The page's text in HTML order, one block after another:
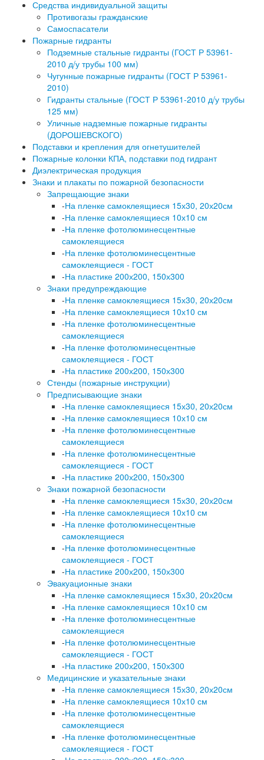
Средства индивидуальной защиты
Противогазы гражданские
Самоспасатели
Пожарные гидранты
Подземные стальные гидранты (ГОСТ Р 53961-
2010 д/у трубы 100 мм)
Чугунные пожарные гидранты (ГОСТ Р 53961-
2010)
Гидранты стальные (ГОСТ Р 53961-2010 д/у трубы
125 мм)
Уличные надземные пожарные гидранты
(ДОРОШЕВСКОГО)
Подставки и крепления для огнетушителей
Пожарные колонки КПА, подставки под гидрант
Диэлектрическая продукция
Знаки и плакаты по пожарной безопасности
Запрещающие знаки
-На пленке самоклеящиеся 15х30, 20х20см
-На пленке самоклеящиеся 10х10 см
-На пленке фотолюминесцентные
самоклеящиеся
-На пленке фотолюминесцентные
самоклеящиеся - ГОСТ
-На пластике 200х200, 150х300
Знаки предупреждающие
-На пленке самоклеящиеся 15х30, 20х20см
-На пленке самоклеящиеся 10х10 см
-На пленке фотолюминесцентные
самоклеящиеся
-На пленке фотолюминесцентные
самоклеящиеся - ГОСТ
-На пластике 200х200, 150х300
Стенды (пожарные инструкции)
Предписывающие знаки
-На пленке самоклеящиеся 15х30, 20х20см
-На пленке самоклеящиеся 10х10 см
-На пленке фотолюминесцентные
самоклеящиеся
-На пленке фотолюминесцентные
самоклеящиеся - ГОСТ
-На пластике 200х200, 150х300
Знаки пожарной безопасности
-На пленке самоклеящиеся 15х30, 20х20см
-На пленке самоклеящиеся 10х10 см
-На пленке фотолюминесцентные
самоклеящиеся
-На пленке фотолюминесцентные
самоклеящиеся - ГОСТ
-На пластике 200х200, 150х300
Эвакуационные знаки
-На пленке самоклеящиеся 15х30, 20х20см
-На пленке самоклеящиеся 10х10 см
-На пленке фотолюминесцентные
самоклеящиеся
-На пленке фотолюминесцентные
самоклеящиеся - ГОСТ
-На пластике 200х200, 150х300
Медицинские и указательные знаки
-На пленке самоклеящиеся 15х30, 20х20см
-На пленке самоклеящиеся 10х10 см
-На пленке фотолюминесцентные
самоклеящиеся
-На пленке фотолюминесцентные
самоклеящиеся - ГОСТ